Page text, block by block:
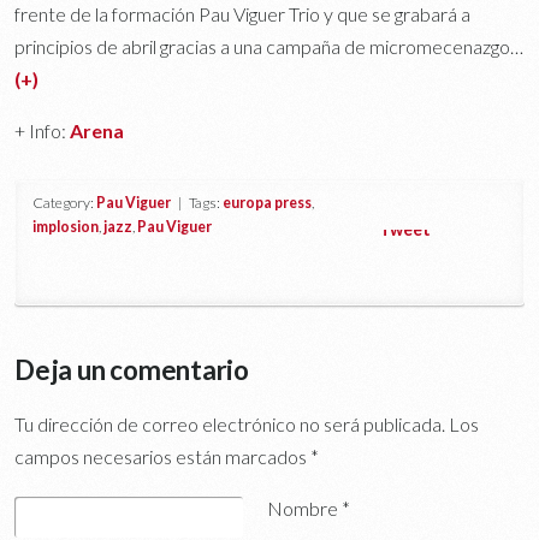
frente de la formación Pau Viguer Trio y que se grabará a
principios de abril gracias a una campaña de micromecenazgo…
(+)
+ Info: Arena
Category: Pau Viguer | Tags: europa press
implosion ,jazz Pau Viguer Tweet
Deja un comentario
Tu dirección de correo electrónico no será publicada. Los
campos necesarios están marcados *
Nombre *